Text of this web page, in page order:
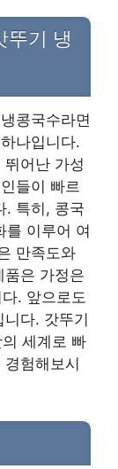
뚜기 냉
콩국수라면
나입니다.
어난 가성
들이 빠르
. 특히, 콩국
를 이루어 여
만족도와
은 가정은
. 앞으로도
세계로 빠
험해보시